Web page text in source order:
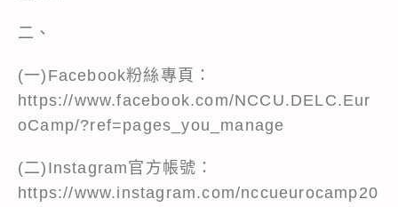
二、
(一)Facebook粉絲專頁：
https://www.facebook.com/NCCU.DELC.Eur
oCamp/?ref=pages_you_manage
(二)Instagram官方帳號：
https://www.instagram.com/nccueurocamp20